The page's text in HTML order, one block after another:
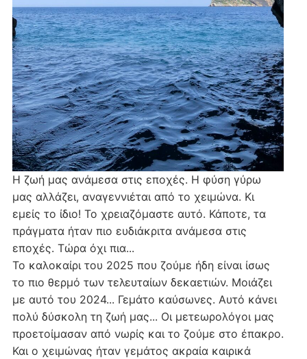
Η ζωή μας ανάμεσα στις εποχές. Η φύση γύρω
μας αλλάζει, αναγεννιέται από το χειμώνα. Κι
εμείς το ίδιο! Το χρειαζόμαστε αυτό. Κάποτε, τα
πράγματα ήταν πιο ευδιάκριτα ανάμεσα στις
εποχές. Τώρα όχι πια...
Το καλοκαίρι του 2025 που ζούμε ήδη είναι ίσως
το πιο θερμό των τελευταίων δεκαετιών. Μοιάζει
με αυτό του 2024... Γεμάτο καύσωνες. Αυτό κάνει
πολύ δύσκολη τη ζωή μας... Οι μετεωρολόγοι μας
προετοίμασαν από νωρίς και το ζούμε στο έπακρο.
Και ο χειμώνας ήταν γεμάτος ακραία καιρικά